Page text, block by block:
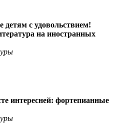
детям с удовольствием!
на иностранных
интересней: фортепианные